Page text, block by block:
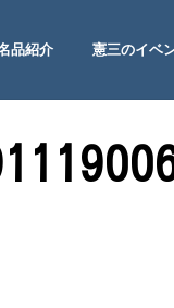
品紹介 憲三のイベ